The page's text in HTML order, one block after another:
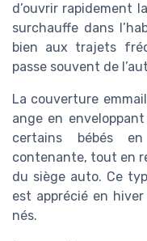
d’ouvrir rapidement
surchauffe dans
bien aux trajets
passe souvent de
La couverture
ange en
certains bébés
contenante, tout en
du siège auto. Ce
est apprécié en
nés.